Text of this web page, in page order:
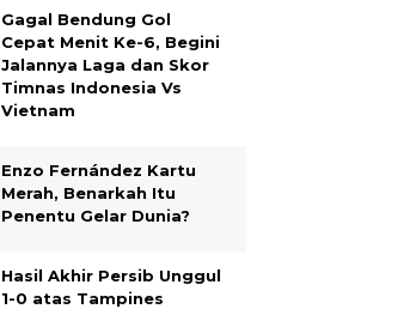
Gagal Bendung Gol
Cepat Menit Ke-6, Begini
Jalannya Laga dan Skor
Timnas Indonesia Vs
Vietnam
Enzo Fernández Kartu
Merah, Benarkah Itu
Penentu Gelar Dunia?
Hasil Akhir Persib Unggul
1-0 atas Tampines